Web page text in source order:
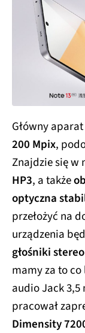
Główny
200 Mpix,
Znajdzie się w
HP3, a także
optyczna
przełożyć na
urządzenia
głośniki stereo
mamy za to
audio Jack
pracował
Dimensity